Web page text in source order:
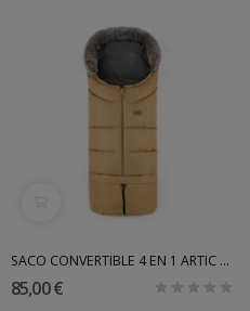
SACO CONVERTIBLE 4 EN 1 ARTIC PETITE&MARS
85,00 €